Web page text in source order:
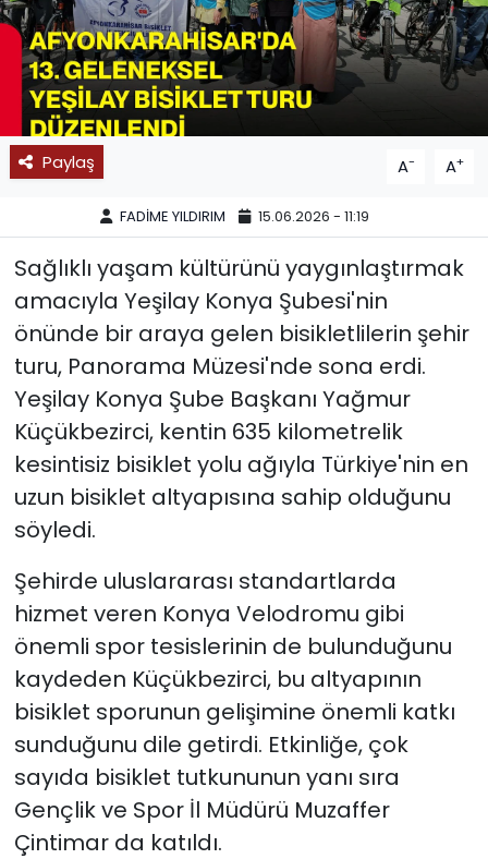
Paylaş A- A+
FADİME YILDIRIM 15.06.2026 - 11:19
Sağlıklı yaşam kültürünü yaygınlaştırmak
amacıyla Yeşilay Konya Şubesi'nin
önünde bir araya gelen bisikletlilerin şehir
turu, Panorama Müzesi'nde sona erdi.
Yeşilay Konya Şube Başkanı Yağmur
Küçükbezirci, kentin 635 kilometrelik
kesintisiz bisiklet yolu ağıyla Türkiye'nin en
uzun bisiklet altyapısına sahip olduğunu
söyledi.
Şehirde uluslararası standartlarda
hizmet veren Konya Velodromu gibi
önemli spor tesislerinin de bulunduğunu
kaydeden Küçükbezirci, bu altyapının
bisiklet sporunun gelişimine önemli katkı
sunduğunu dile getirdi. Etkinliğe, çok
sayıda bisiklet tutkununun yanı sıra
Gençlik ve Spor İl Müdürü Muzaffer
Çintimar da katıldı.
11:11 MANŞET